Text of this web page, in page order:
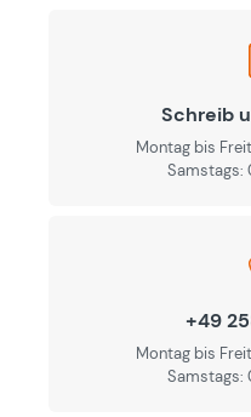
Schreib
Montag bis
Samstags:
+49
Montag bis
Samstags: